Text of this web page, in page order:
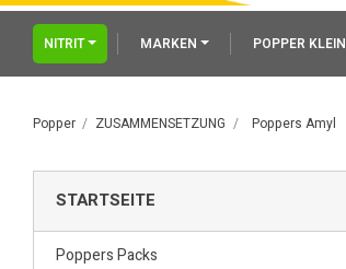
NITRIT MARKEN POPPER KLEIN
Popper ZUSAMMENSETZUNG Poppers Amyl
STARTSEITE
Poppers Packs